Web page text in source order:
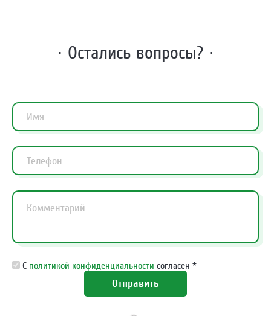
· Остались вопросы? ·
С политикой конфиденциальности согласен *
Отправить